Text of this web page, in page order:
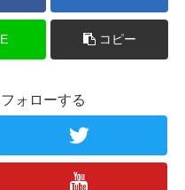
コピー
ォローする